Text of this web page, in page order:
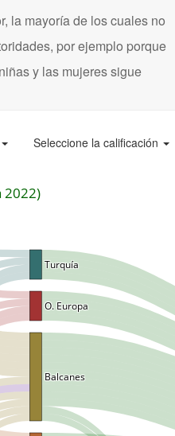
la mayoría de los cuales no
por ejemplo porque
y las mujeres sigue